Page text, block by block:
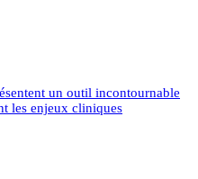
un outil incontournable
les enjeux cliniques